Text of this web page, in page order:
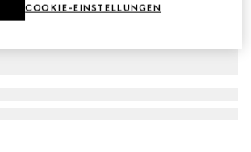
COOKIE-EINSTELLUNGEN